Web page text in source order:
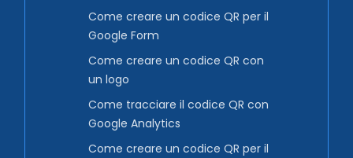
Come creare un codice QR per il
Google Form
Come creare un codice QR con
un logo
Come tracciare il codice QR con
Google Analytics
Come creare un codice QR per il